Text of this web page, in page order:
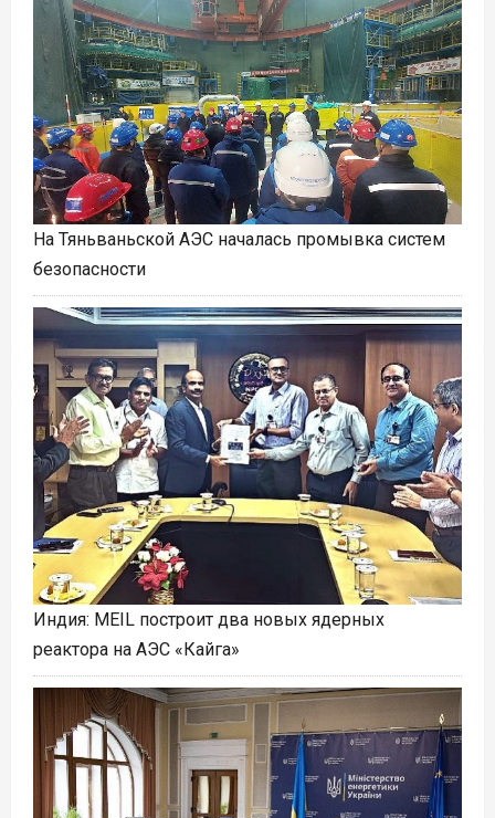
На Тяньваньской АЭС началась промывка систем
безопасности
Индия: MEIL построит два новых ядерных
реактора на АЭС «Кайга»